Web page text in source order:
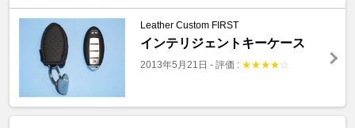
Leather Custom FIRST
インテリジェントキーケース
2013年5月21日 - 評価 : ★★★★ ☆